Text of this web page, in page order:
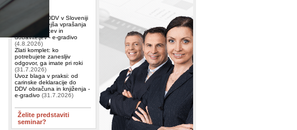
Skupine za DDV v Sloveniji
– najpogostejša vprašanja
podjetij, kupcev in
dobaviteljev - e-gradivo
(4.8.2026)
Zlati komplet: ko
potrebujete zanesljiv
odgovor, ga imate pri roki
(31.7.2026)
Uvoz blaga v praksi: od
carinske deklaracije do
DDV obračuna in knjiženja -
e-gradivo (31.7.2026)
Želite predstaviti
seminar?